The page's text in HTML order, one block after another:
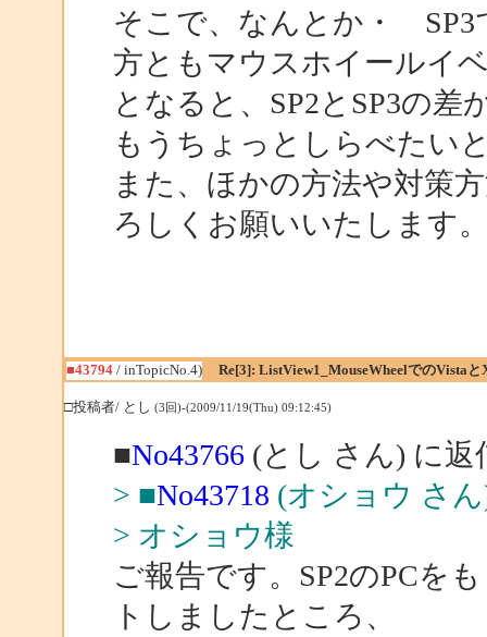
そこで、なんとか・
方ともマウスホイールイ
となると、SP2とSP3の
もうちょっとしらべたい
また、ほかの方法や対策
ろしくお願いいたします
■43794/ inTopicNo.4) Re[3]: ListView1_MouseWheelでのVistaと
□投稿者/ とし (3回)-(2009/11/19(Thu) 09:12:45)
■No43766(とし さん) に返
> ■No43718 (オショウ さ
> オショウ様
ご報告です。SP2のPCを
トしましたところ、